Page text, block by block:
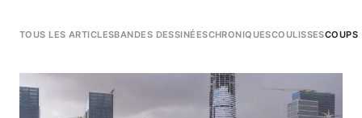
TOUS LES ARTICLESBANDES DESSINÉESCHRONIQUESCOULISSESCOUPS